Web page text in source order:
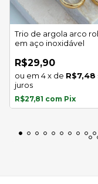
Trio de argola arco
em aço inoxidável
R$29,90
4x de R$7,48
juros
R$27,81 com Pix